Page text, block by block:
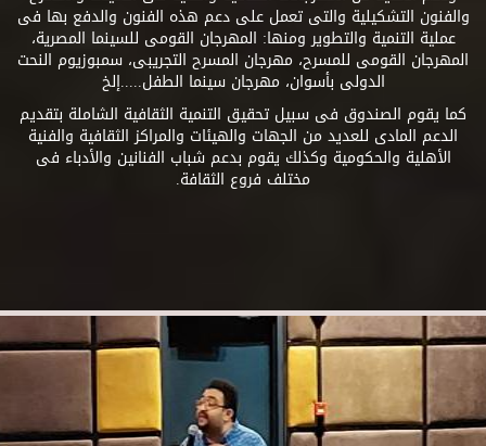
والفنون التشكيلية والتى تعمل على دعم هذه الفنون والدفع بها فى
عملية التنمية والتطوير ومنها: المهرجان القومى للسينما المصرية،
المهرجان القومى للمسرح، مهرجان المسرح التجريبى، سمبوزيوم النحت
الدولى بأسوان، مهرجان سينما الطفل.....إلخ
كما يقوم الصندوق فى سبيل تحقيق التنمية الثقافية الشاملة بتقديم
الدعم المادى للعديد من الجهات والهيئات والمراكز الثقافية والفنية
الأهلية والحكومية وكذلك يقوم بدعم شباب الفنانين والأدباء فى
مختلف فروع الثقافة.